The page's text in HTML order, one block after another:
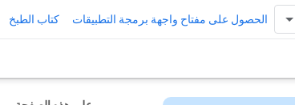
الحصول على مفتاح واجهة برمجة التطبيقات كتاب الطبخ